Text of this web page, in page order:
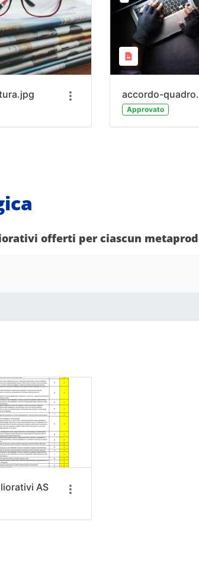
accordo-
Approvato
offerti per ciascun
AS